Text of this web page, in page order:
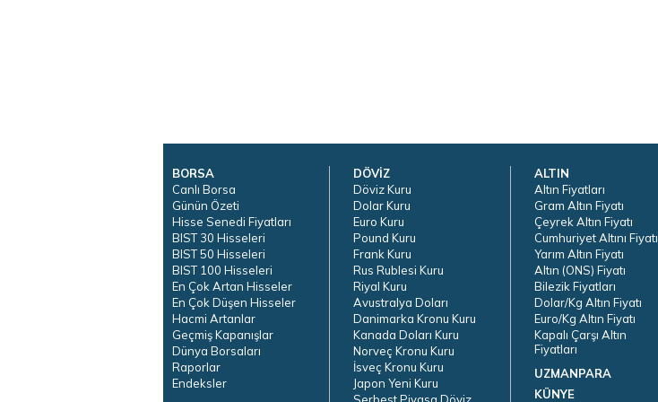
BORSA
Canlı Borsa
Günün Özeti
Hisse Senedi Fiyatları
BIST 30 Hisseleri
BIST 50 Hisseleri
BIST 100 Hisseleri
En Çok Artan Hisseler
En Çok Düşen Hisseler
Hacmi Artanlar
Geçmiş Kapanışlar
Dünya Borsaları
Raporlar
Endeksler
DÖVİZ
Döviz Kuru
Dolar Kuru
Euro Kuru
Pound Kuru
Frank Kuru
Rus Rublesi Kuru
Riyal Kuru
Avustralya Doları
Danimarka Kronu Kuru
Kanada Doları Kuru
Norveç Kronu Kuru
İsveç Kronu Kuru
Japon Yeni Kuru
Serbest Piyasa Döviz
ALTIN
Altın Fiyatları
Gram Altın Fiyatı
Çeyrek Altın Fiyatı
Cumhuriyet Altını Fiyatı
Yarım Altın Fiyatı
Altın (ONS) Fiyatı
Bilezik Fiyatları
Dolar/Kg Altın Fiyatı
Euro/Kg Altın Fiyatı
Kapalı Çarşı Altın
Fiyatları
UZMANPARA
KÜNYE